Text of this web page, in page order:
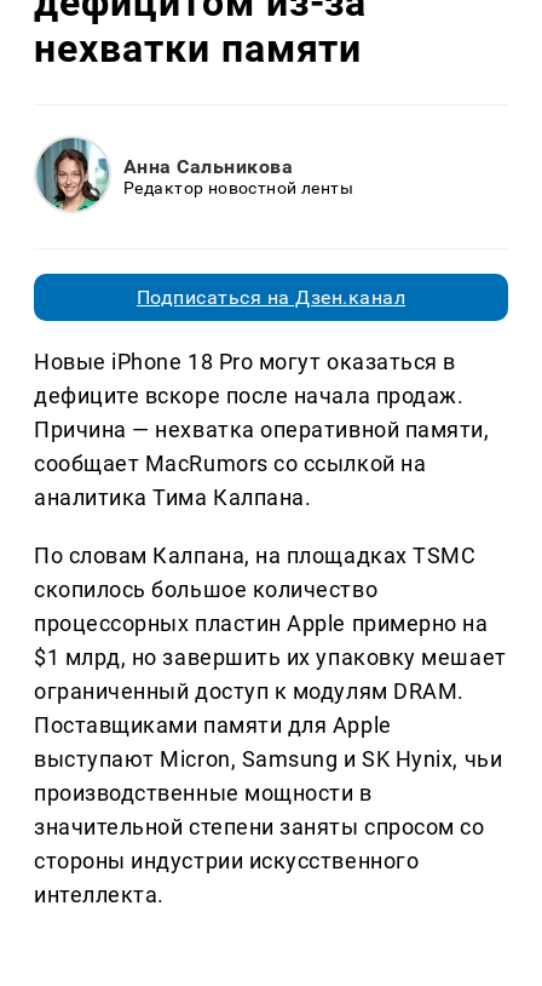
нехватки памяти
Анна Сальникова
Редактор новостной ленты
Подписаться на Дзен.канал
Новые iPhone 18 Pro могут оказаться в
дефиците вскоре после начала продаж.
Причина — нехватка оперативной памяти,
сообщает MacRumors со ссылкой на
аналитика Тима Калпана.
По словам Калпана, на площадках TSMC
скопилось большое количество
процессорных пластин Apple примерно на
$1 млрд, но завершить их упаковку мешает
ограниченный доступ к модулям DRAM.
Поставщиками памяти для Apple
выступают Micron, Samsung и SK Hynix, чьи
производственные мощности в
значительной степени заняты спросом со
стороны индустрии искусственного
интеллекта.